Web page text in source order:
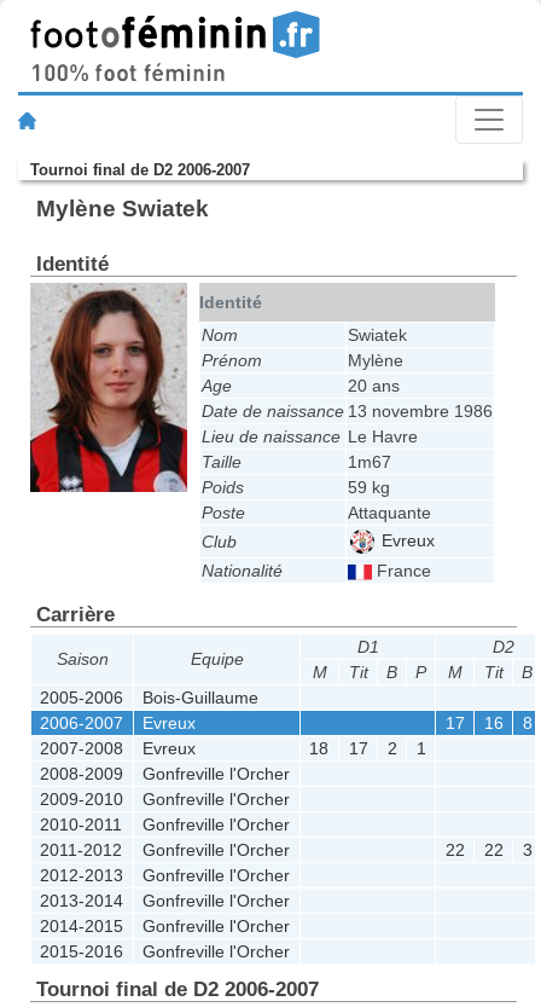
Tournoi final de D2 2006-2007
Mylène Swiatek
Identité
Identité
Nom
Swiatek
Prénom
Mylène
Age
20 ans
Date de naissance 13 novembre 1986
Lieu de naissance Le Havre
Taille
1m67
Poids
59 kg
Poste
Attaquante
Club
Evreux
Nationalité
France
Carrière
Saison Equipe
D1
D2
M
Tit B P M Tit
B
2005-2006
Bois-Guillaume
2006-2007
Evreux 17 16
8
2007-2008
Evreux 18 17 2
1
2008-2009
Gonfreville l'Orcher
2009-2010
Gonfreville l'Orcher
2010-2011
Gonfreville l'Orcher
2011-2012
Gonfreville l'Orcher 22 22
3
2012-2013
Gonfreville l'Orcher
2013-2014
Gonfreville l'Orcher
2014-2015
Gonfreville l'Orcher
2015-2016
Gonfreville l'Orcher
Tournoi final de D2 2006-2007